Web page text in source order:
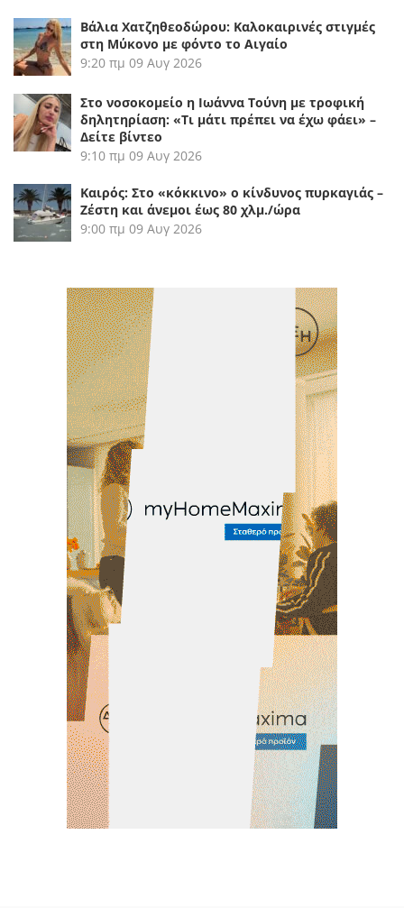
Βάλια Χατζηθεοδώρου: Καλοκαιρινές στιγμές
στη Μύκονο με φόντο το Αιγαίο
9:20 πμ 09 Αυγ 2026
Στο νοσοκομείο η Ιωάννα Τούνη με τροφική
δηλητηρίαση: «Τι μάτι πρέπει να έχω φάει» –
Δείτε βίντεο
9:10 πμ 09 Αυγ 2026
Καιρός: Στο «κόκκινο» ο κίνδυνος πυρκαγιάς –
Ζέστη και άνεμοι έως 80 χλμ./ώρα
9:00 πμ 09 Αυγ 2026